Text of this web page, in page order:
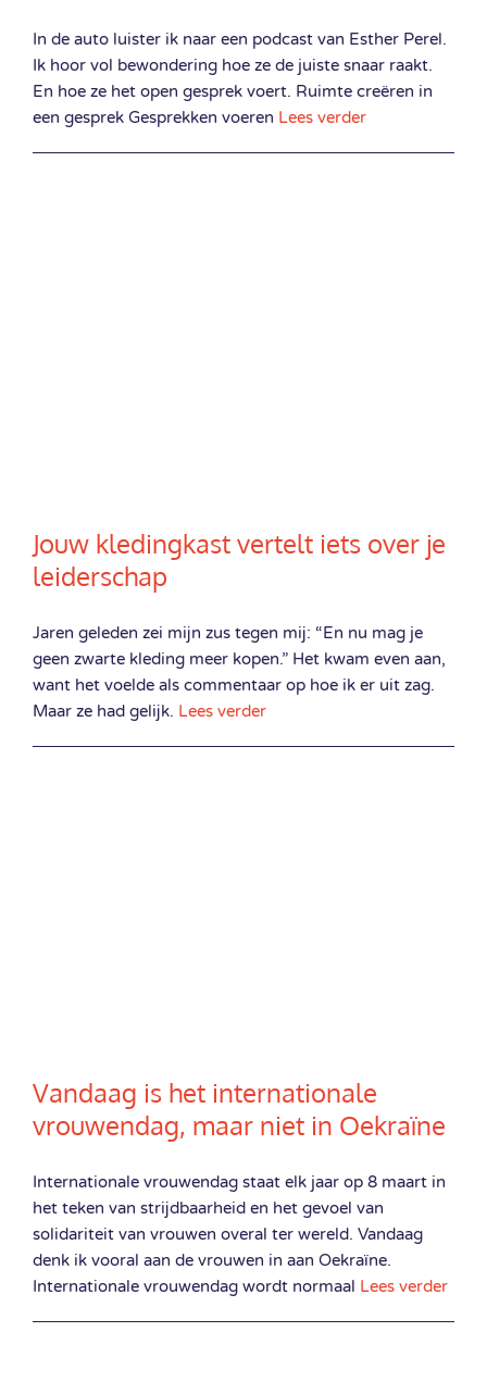
In de auto luister ik naar een podcast van Esther Perel.
Ik hoor vol bewondering hoe ze de juiste snaar raakt.
En hoe ze het open gesprek voert. Ruimte creëren in
een gesprek Gesprekken voeren Lees verder
Jouw kledingkast vertelt iets over je
leiderschap
Jaren geleden zei mijn zus tegen mij: “En nu mag je
geen zwarte kleding meer kopen.” Het kwam even aan,
want het voelde als commentaar op hoe ik er uit zag.
Maar ze had gelijk. Lees verder
Vandaag is het internationale
vrouwendag, maar niet in Oekraïne
Internationale vrouwendag staat elk jaar op 8 maart in
het teken van strijdbaarheid en het gevoel van
solidariteit van vrouwen overal ter wereld. Vandaag
denk ik vooral aan de vrouwen in aan Oekraïne.
Internationale vrouwendag wordt normaal Lees verder